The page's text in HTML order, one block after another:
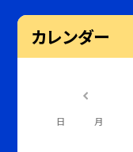
カレンダー
日 月